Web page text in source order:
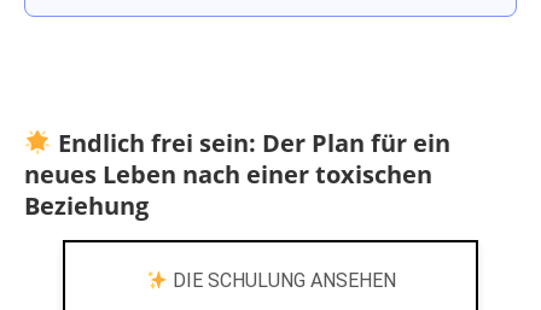
Endlich frei sein: Der Plan für ein
neues Leben nach einer toxischen
Beziehung
DIE SCHULUNG ANSEHEN